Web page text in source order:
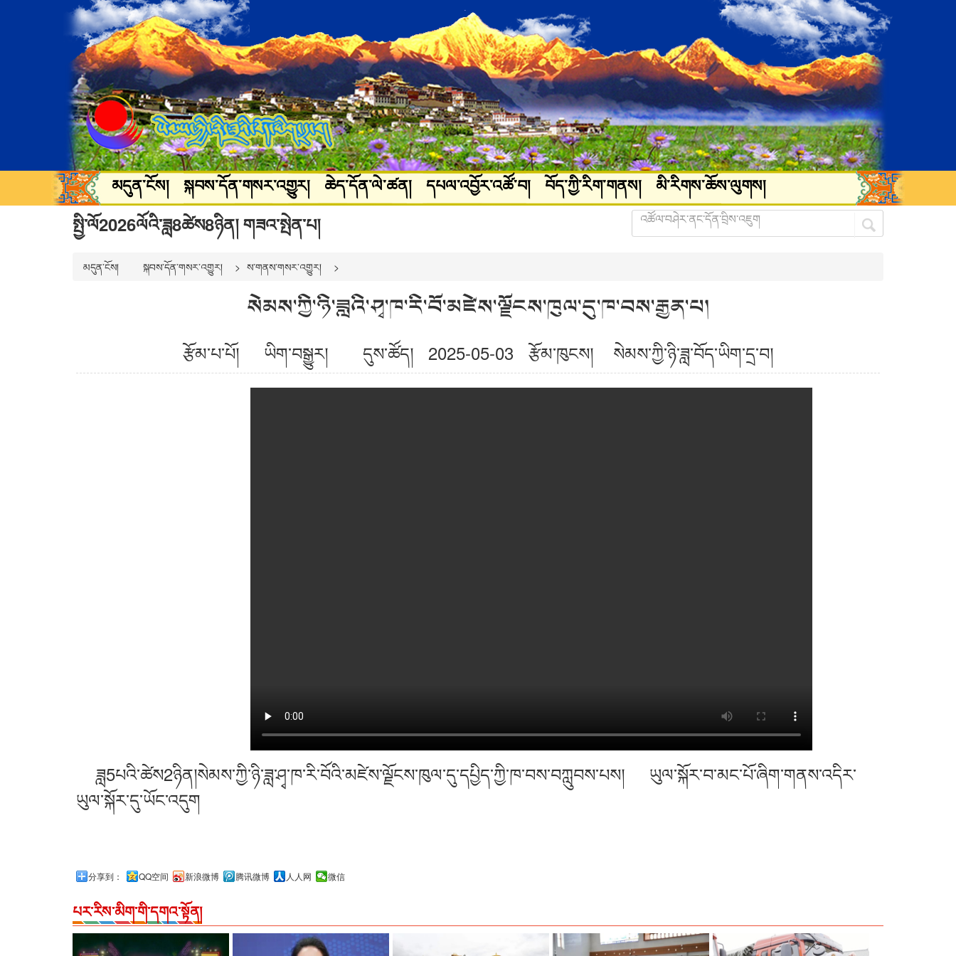
མདུན་ངོས། སྐབས་དོན་གསར་འགྱུར། ཆེད་དོན་ལེ་ཚན། དཔལ་འབྱོར་འཚོ་བ། བོད་ཀྱི་རིག་གནས།
མི་རིགས་ཆོས་ལུགས།
སྐྱེ་ཁམས་ཡུལ་སྐོར།
སྒྲ་བརྙན་དགའ་ཚལ།
སྤྱི་ལོ2026ལོའི་ཟླ8ཚེས8ཉིན། གཟའ་སྤེན་པ།
མདུན་ངོས། སྐབས་དོན་གསར་འགྱུར། ས་གནས་གསར་འགྱུར།
སེམས་ཀྱི་ཉི་ཟླའི་ཤྭ་ཁ་རི་བོ་མཛེས་ལྗོངས་ཁུལ་དུ་ཁ་བས་རྒྱན་པ།
རྩོམ་པ་པོ། ཡིག་བསྒྱུར། དུས་ཚོད། 2025-05-03རྩོམ་ཁུངས། སེམས་ཀྱི་ཉི་ཟླ་བོད་ཡིག་དྲ་བ།
ཟླ5པའི་ཚེས2ཉིན།སེམས་ཀྱི་ཉི་ཟླ་ཤྭ་ཁ་རི་བོའི་མཛེས་ལྗོངས་ཁུལ་དུ་དཔྱིད་ཀྱི་ཁ་བས་བཀླུབས་པས། ཡུལ་སྐོར་བ་མང་པོ་ཞིག་གནས་འདིར་
ཡུལ་སྐོར་དུ་ཡོང་འདུག
分享到： QQ空间 新浪微博 腾讯微博 人人网 微信
པར་རིས་མིག་གི་དགའ་སྟོན།